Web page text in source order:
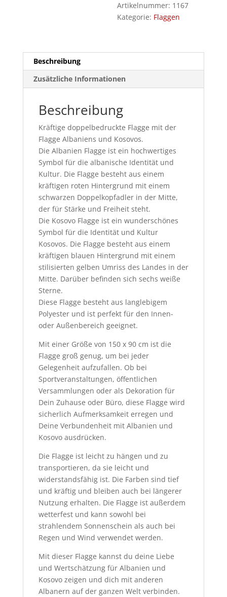
Artikelnummer: 1167
Kategorie: Flaggen
Beschreibung
Zusätzliche Informationen
Beschreibung
Kräftige doppelbedruckte Flagge mit der
Flagge Albaniens und Kosovos.
Die Albanien Flagge ist ein hochwertiges
Symbol für die albanische Identität und
Kultur. Die Flagge besteht aus einem
kräftigen roten Hintergrund mit einem
schwarzen Doppelkopfadler in der Mitte,
der für Stärke und Freiheit steht.
Die Kosovo Flagge ist ein wunderschönes
Symbol für die Identität und Kultur
Kosovos. Die Flagge besteht aus einem
kräftigen blauen Hintergrund mit einem
stilisierten gelben Umriss des Landes in der
Mitte. Darüber befinden sich sechs weiße
Sterne.
Diese Flagge besteht aus langlebigem
Polyester und ist perfekt für den Innen-
oder Außenbereich geeignet.
Mit einer Größe von 150 x 90 cm ist die
Flagge groß genug, um bei jeder
Gelegenheit aufzufallen. Ob bei
Sportveranstaltungen, öffentlichen
Versammlungen oder als Dekoration für
Dein Zuhause oder Büro, diese Flagge wird
sicherlich Aufmerksamkeit erregen und
Deine Verbundenheit mit Albanien und
Kosovo ausdrücken.
Die Flagge ist leicht zu hängen und zu
transportieren, da sie leicht und
widerstandsfähig ist. Die Farben sind tief
und kräftig und bleiben auch bei längerer
Nutzung erhalten. Die Flagge ist außerdem
wetterfest und kann sowohl bei
strahlendem Sonnenschein als auch bei
Regen und Wind verwendet werden.
Mit dieser Flagge kannst du deine Liebe
und Wertschätzung für Albanien und
Kosovo zeigen und dich mit anderen
Albanern auf der ganzen Welt verbinden.